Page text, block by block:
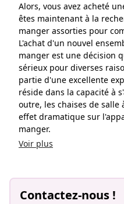
Alors, vous avez acheté
êtes maintenant à la
manger assorties pour
L'achat d'un nouvel
manger est une décision
sérieux pour diverses
partie d'une excellente
réside dans la capacité à
outre, les chaises de
effet dramatique sur
manger.
Voir plus
Contactez-nous !